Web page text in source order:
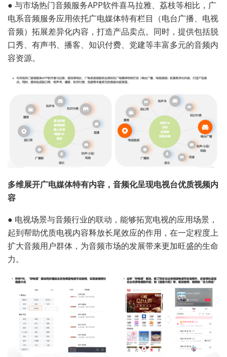
● 与市场热门音频服务APP软件喜马拉雅、荔枝等相比，广
电系音频服务应用依托广电媒体特有栏目（电台广播、电视
音频）拓展差异化内容，打造产品卖点。同时，提供包括脱
口秀、有声书、播客、知识付费、党建等丰富多元的音频内
容资源。
多维展开广电媒体特有内容，音频化呈现电视台优质视频内
容
● 电视场景与音频行业的联动，能够拓宽电视的应用场景，
起到帮助优质电视内容释放长尾效应的作用，在一定程度上
扩大音频用户群体，为音频市场的发展带来更加旺盛的生命
力。